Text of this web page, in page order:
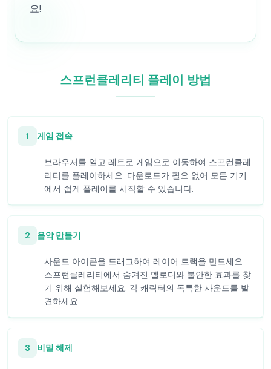
요!
스프런클레리티 플레이 방법
1 게임 접속
브라우저를 열고 레트로 게임으로 이동하여 스프런클레
리티를 플레이하세요. 다운로드가 필요 없어 모든 기기
에서 쉽게 플레이를 시작할 수 있습니다.
2 음악 만들기
사운드 아이콘을 드래그하여 레이어 트랙을 만드세요.
스프런클레리티에서 숨겨진 멜로디와 불안한 효과를 찾
기 위해 실험해보세요. 각 캐릭터의 독특한 사운드를 발
견하세요.
3 비밀 해제